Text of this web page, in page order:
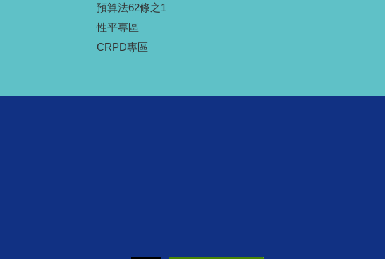
預算法62條之1
性平專區
CRPD專區